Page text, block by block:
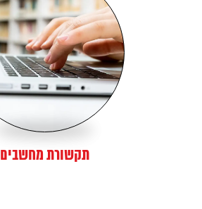
תקשורת מחשבים